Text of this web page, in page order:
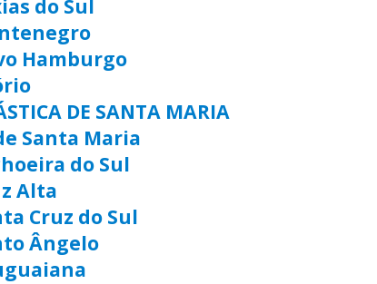
do Sul
Hamburgo
DE SANTA MARIA
Santa Maria
do Sul
Alta
Cruz do Sul
Ângelo